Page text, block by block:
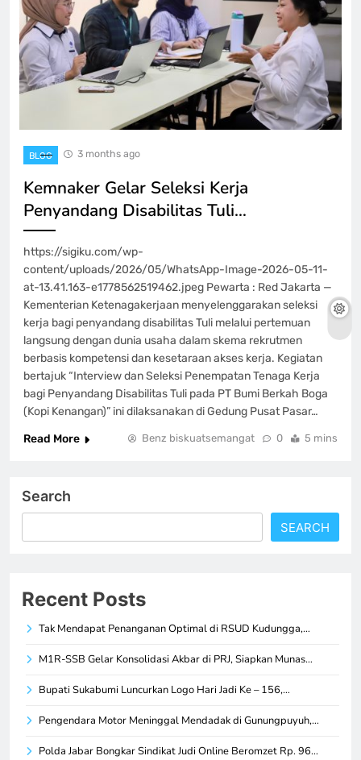
BLOG 3 months ago
Kemnaker Gelar Seleksi Kerja
Penyandang Disabilitas Tuli…
https://sigiku.com/wp-
content/uploads/2026/05/WhatsApp-Image-2026-05-11-
at-13.41.163-e1778562519462.jpeg Pewarta : Red Jakarta —
Kementerian Ketenagakerjaan menyelenggarakan seleksi
kerja bagi penyandang disabilitas Tuli melalui pertemuan
langsung dengan dunia usaha dalam skema rekrutmen
berbasis kompetensi dan kesetaraan akses kerja. Kegiatan
bertajuk “Interview dan Seleksi Penempatan Tenaga Kerja
bagi Penyandang Disabilitas Tuli pada PT Bumi Berkah Boga
(Kopi Kenangan)” ini dilaksanakan di Gedung Pusat Pasar…
Read More
Benz biskuatsemangat 0 5 mins
Search
SEARCH
Recent Posts
Tak Mendapat Penanganan Optimal di RSUD Kudungga,…
M1R-SSB Gelar Konsolidasi Akbar di PRJ, Siapkan Munas…
Bupati Sukabumi Luncurkan Logo Hari Jadi Ke – 156,…
Pengendara Motor Meninggal Mendadak di Gunungpuyuh,…
Polda Jabar Bongkar Sindikat Judi Online Beromzet Rp. 96…